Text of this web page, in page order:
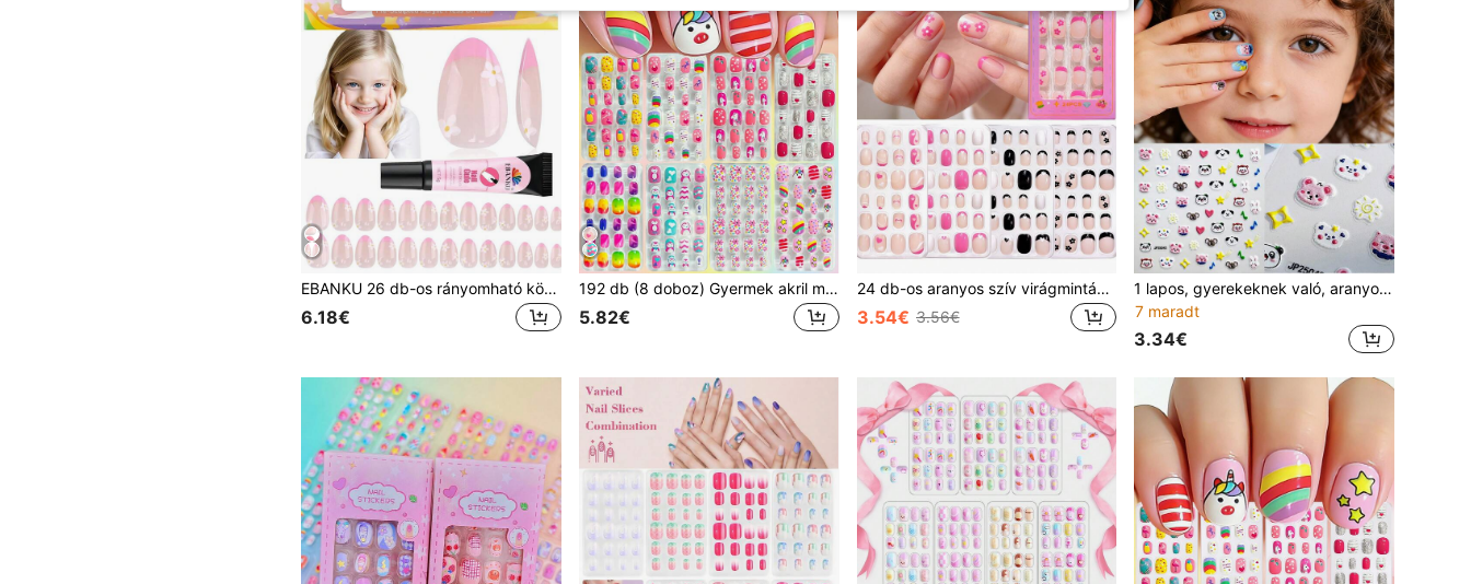
EBANKU 26 db-os rányomható körömművészeti matrica gyerekeknek, virágos francia manikűr körömmatricák 8-12 éves lányoknak, barkácsolás otthoni körömszalon gyerek körmök
6.18€
192 db (8 doboz) Gyermek akril műköröm készlet, egyszer használatos, teljes fedés ragasztós körmökkel, aranyos tavaszi/nyári témák - ananász, virág, unikornis, pingvin, flamingó, szivárvány, szív, rövid gyermek öntapadós köröm készlet
5.82€
24 db-os aranyos szív virágmintás kis méretű gyerekeknek nyomós körmök akril műkörmök öntapadós teljes fedésű rövid gyermek ovális műköröm díszkészletek lányoknak, nyomós körmök köröm dekorációk ajándékok köröm kellékek
3.54€ 3.56€
1 lapos, gyerekeknek való, aranyos kisállat kollekciós körömmatricák - Puha, aranyos állatokkal, mint például medvék, pandák, koalák, malacok, nyulak, nap, csillag, szív és hangjegy dekorációkkal párosítva, élénk, bájos stílus, alkalmas mindennapi játékra, születésnapi bulikra, szülő-gyermek interakcióra, könnyen felhelyezhető és eltávolítható, ideális puha, aranyos, szórakoztató gyerekköröm dekorációhoz, gyerekkörmökhöz
7 maradt
3.34€